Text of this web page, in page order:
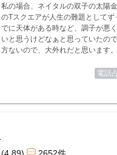
私の場合、ネイタルの双子の太陽
のTスクエアが人生の難題として
でに天体がある時など、調子が悪
いと思うけどなぁと思っていたの
方ないので、大外れだと思います。
電話